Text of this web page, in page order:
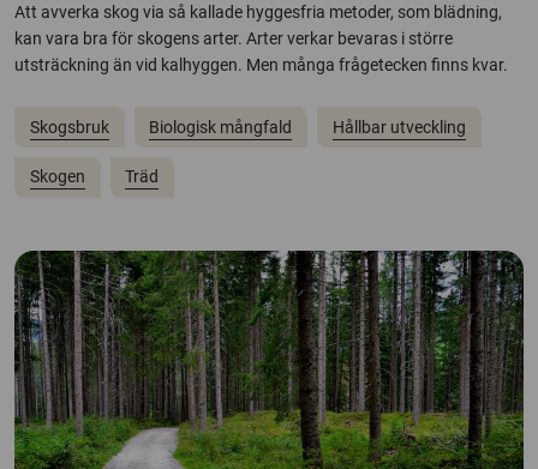
Att avverka skog via så kallade hyggesfria metoder, som blädning,
kan vara bra för skogens arter. Arter verkar bevaras i större
utsträckning än vid kalhyggen. Men många frågetecken finns kvar.
Skogsbruk Biologisk mångfald Hållbar utveckling
Skogen Träd